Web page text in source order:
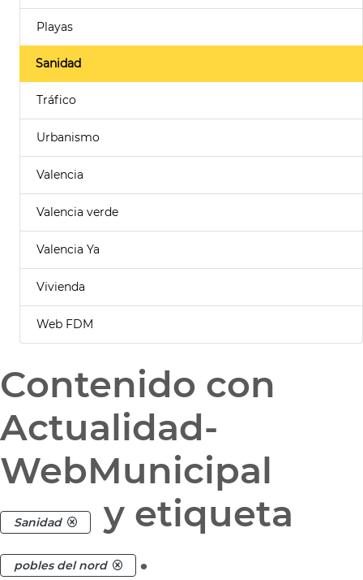
Playas
Sanidad
Tráfico
Urbanismo
Valencia
Valencia verde
Valencia Ya
Vivienda
Web FDM
Contenido con
Actualidad-
WebMunicipal
Sanidad y etiqueta
pobles del nord .